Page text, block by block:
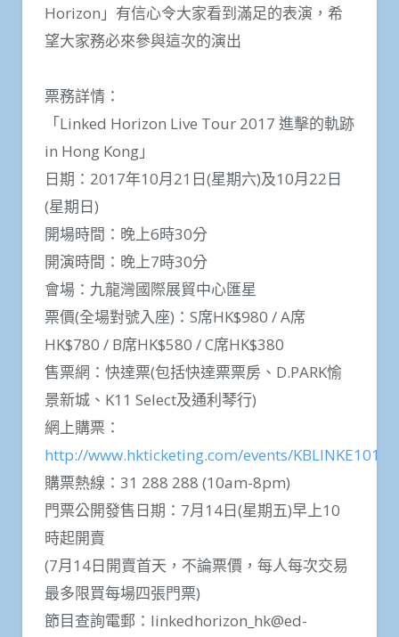
Horizon」有信心令大家看到滿足的表演，希
望大家務必來參與這次的演出
票務詳情：
「Linked Horizon Live Tour 2017 進擊的軌跡
in Hong Kong」
日期：2017年10月21日(星期六)及10月22日
(星期日)
開場時間：晚上6時30分
開演時間：晚上7時30分
會場：九龍灣國際展貿中心匯星
票價(全場對號入座)：S席HK$980 / A席
HK$780 / B席HK$580 / C席HK$380
售票網：快達票(包括快達票票房、D.PARK愉
景新城、K11 Select及通利琴行)
網上購票：
http://www.hkticketing.com/events/KBLINKE1017
購票熱線：31 288 288 (10am-8pm)
門票公開發售日期：7月14日(星期五)早上10
時起開賣
(7月14日開賣首天，不論票價，每人每次交易
最多限買每場四張門票)
節目查詢電郵： linkedhorizon_hk@ed-